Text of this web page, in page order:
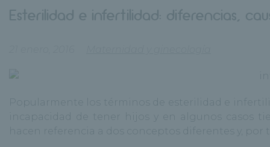
Esterilidad e infertilidad: diferencias,
Popularmente los términos de esterilidad e
incapacidad de tener hijos y en algunos casos
hacen referencia a dos conceptos diferentes y,